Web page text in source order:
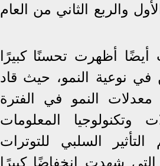
في الربع الأول والربع الثاني من العام
أظهرت تحسنًا كبيرًا
نوعية النمو، حيث قاد
معدلات النمو في الفترة
وتكنولوجيا المعلومات
السلبي للتوترات
شهدت انخفاضًا كبيرًا